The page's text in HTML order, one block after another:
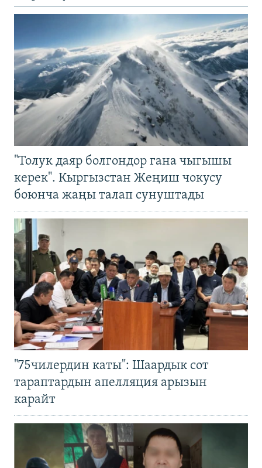
"Толук даяр болгондор гана чыгышы
керек". Кыргызстан Жеңиш чокусу
боюнча жаңы талап сунуштады
"75чилердин каты": Шаардык сот
тараптардын апелляция арызын
карайт